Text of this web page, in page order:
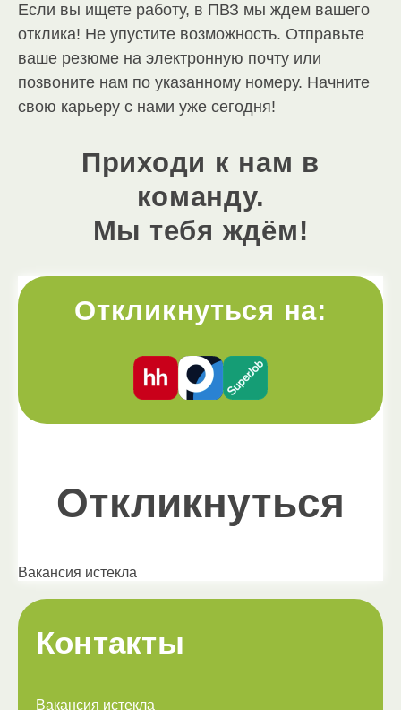
Если вы ищете работу, в ПВЗ мы ждем вашего
отклика! Не упустите возможность. Отправьте
ваше резюме на электронную почту или
позвоните нам по указанному номеру. Начните
свою карьеру с нами уже сегодня!
Приходи к нам в
команду.
Мы тебя ждём!
Откликнуться на:
Откликнуться
Вакансия истекла
Контакты
Вакансия истекла